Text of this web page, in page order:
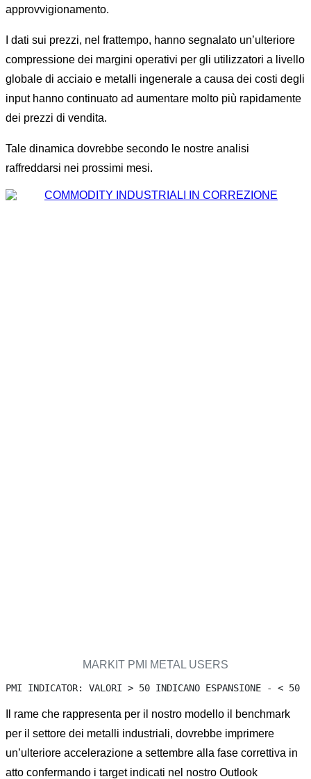
approvvigionamento.
I dati sui prezzi, nel frattempo, hanno segnalato un’ulteriore
compressione dei margini operativi per gli utilizzatori a livello
globale di acciaio e metalli ingenerale a causa dei costi degli
input hanno continuato ad aumentare molto più rapidamente
dei prezzi di vendita.
Tale dinamica dovrebbe secondo le nostre analisi
raffreddarsi nei prossimi mesi.
MARKIT PMI METAL USERS
PMI INDICATOR: VALORI > 50 INDICANO ESPANSIONE - < 50
Il rame che rappresenta per il nostro modello il benchmark
per il settore dei metalli industriali, dovrebbe imprimere
un’ulteriore accelerazione a settembre alla fase correttiva in
atto confermando i target indicati nel nostro Outlook